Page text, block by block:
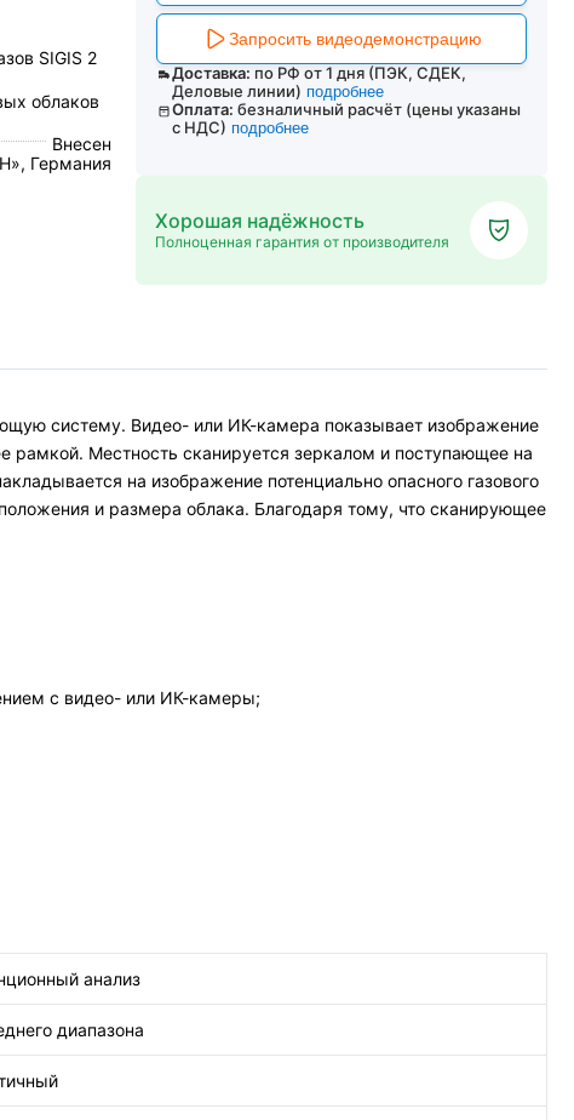
SIGIS 2
облаков
Внесен
Германия
Запросить видеодемонстрацию
Доставка: по РФ от 1 дня (ПЭК, СДЕК,
Деловые линии) подробнее
Оплата: безналичный расчёт (цены указаны
с НДС) подробнее
Хорошая надёжность
Полноценная гарантия от производителя
систему. Видео- или ИК-камера показывает изображение
рамкой. Местность сканируется зеркалом и поступающее на
на изображение потенциально опасного газового
и размера облака. Благодаря тому, что сканирующее
с видео- или ИК-камеры;
анализ
диапазона